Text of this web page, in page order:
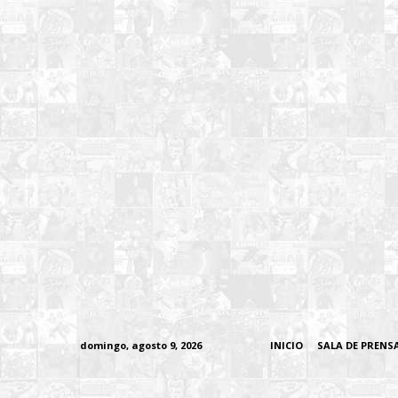
domingo, agosto 9, 2026 INICIO SALA DE